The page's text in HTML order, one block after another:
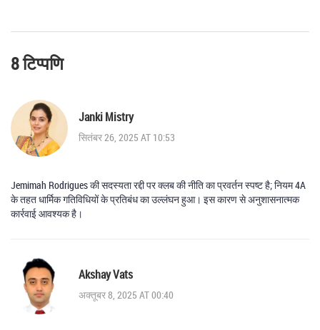
8 टिप्पणि
Janki Mistry
सितंबर 26, 2025 AT 10:53
Jemimah Rodrigues की सदस्यता रद्दी पर क्लब की नीति का प्रवर्तन स्पष्ट है; नियम 4A
के तहत धार्मिक गतिविधियों के प्रतिबंध का उल्लंघन हुआ। इस कारण से अनुशासनात्मक
कार्रवाई आवश्यक है।
Akshay Vats
अक्तूबर 8, 2025 AT 00:40